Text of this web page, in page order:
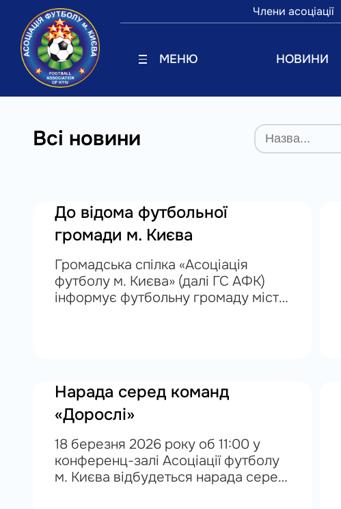
Члени асоціації
МЕНЮ НОВИНИ
Всі новини
До відома футбольної
громади м. Києва
Громадська спілка «Асоціація
футболу м. Києва» (далі ГС АФК)
інформує футбольну громаду міста
Нарада серед команд
«Дорослі»
18 березня 2026 року об 11:00 у
конференц-залі Асоціації футболу
м. Києва відбудеться нарада серед